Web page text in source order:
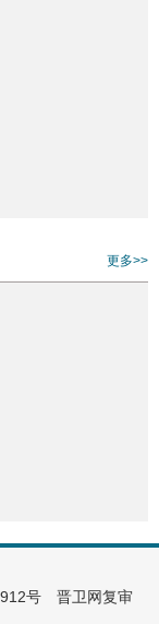
更多>>
号晋卫网复审